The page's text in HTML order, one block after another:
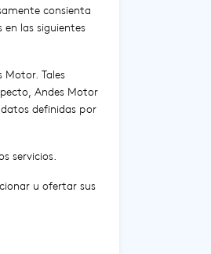
consienta
las siguientes
Motor. Tales
Andes Motor
definidas por
servicios.
u ofertar sus